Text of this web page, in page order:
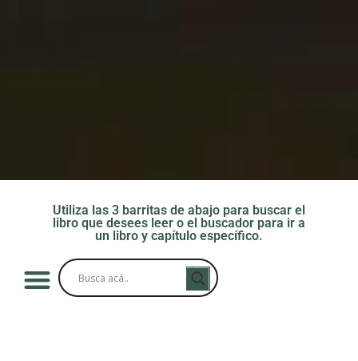
Utiliza las 3 barritas de abajo para buscar el
libro que desees leer o el buscador para ir a
un libro y capítulo específico.